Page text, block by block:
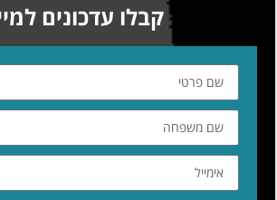
קבלו עדכונים